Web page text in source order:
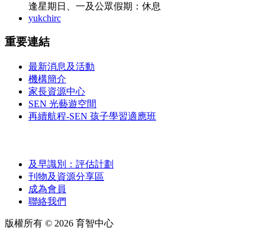
逢星期日、一及公眾假期：休息
yukchirc
重要連結
最新消息及活動
機構簡介
家長資源中心
SEN 光藝遊空間
再續航程-SEN 孩子學習適應班
及早識別：評估計劃
刊物及資源分享區
成為會員
聯絡我們
版權所有 © 2026 育智中心